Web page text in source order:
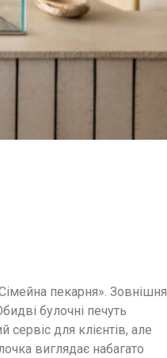
пекарня». Зовнішня
булочні печуть
для клієнтів, але
виглядає набагато